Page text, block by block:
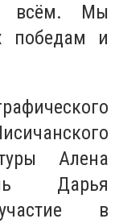
всём. Мы
победам и
Алена
Дарья
в